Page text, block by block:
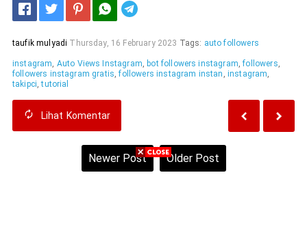
taufik mulyadi Thursday, 16 February 2023 Tags: auto followers
instagram, Auto Views Instagram, bot followers instagram,followers,
followers instagram gratis,followers instagram instan , instagram,
takipci,tutorial
Lihat Komentar
Newer Post Older Post